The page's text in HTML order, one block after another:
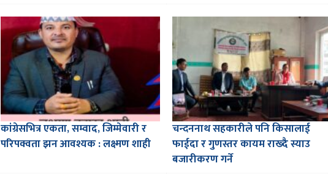
कांग्रेसभित्र एकता, सम्वाद, जिम्मेवारी र
परिपक्वता झन आवश्यक : लक्ष्मण शाही
चन्दननाथ सहकारीले पनि किसालाई
फाईदा र गुणस्तर कायम राख्दै स्याउ
बजारीकरण गर्ने